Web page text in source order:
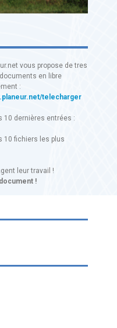
vous propose de tres
en libre
:
telecharger
10 dernières entrées :
10 fichiers les plus
leur travail !
!